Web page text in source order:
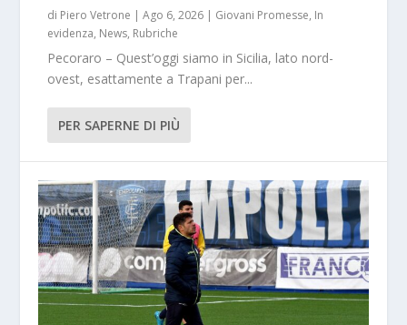
di Piero Vetrone |Ago 6, 2026 | Giovani Promesse, In
evidenza, News, Rubriche
Pecoraro – Quest’oggi siamo in Sicilia, lato nord-
ovest, esattamente a Trapani per...
PER SAPERNE DI PIÙ